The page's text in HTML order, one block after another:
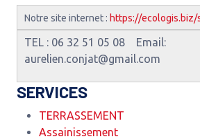
Notre site internet : https://
TEL : 06 32 51 05 08 Email:
aurelien.conjat@gmail.com
SERVICES
TERRASSEMENT
Assainissement